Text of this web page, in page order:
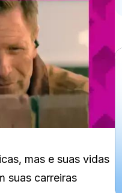
mas e suas vidas
suas carreiras